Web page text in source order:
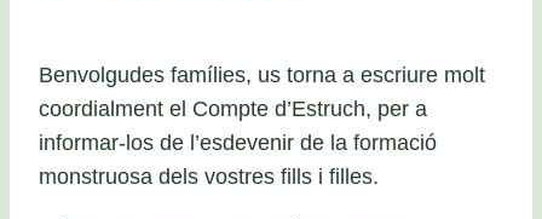
Benvolgudes famílies, us torna a escriure molt
coordialment el Compte d’Estruch, per a
informar-los de l’esdevenir de la formació
monstruosa dels vostres fills i filles.